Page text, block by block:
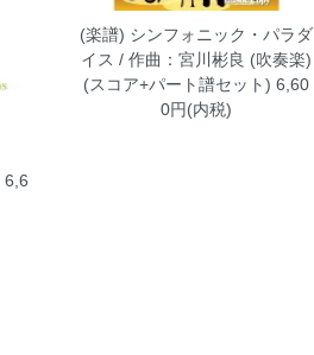
6,6
(楽譜) シンフォニック・パラダ
イス / 作曲：宮川彬良 (吹奏楽)
(スコア+パート譜セット) 6,60
0円(内税)